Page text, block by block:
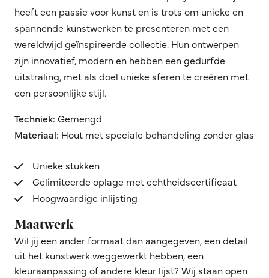
heeft een passie voor kunst en is trots om unieke en
spannende kunstwerken te presenteren met een
wereldwijd geïnspireerde collectie. Hun ontwerpen
zijn innovatief, modern en hebben een gedurfde
uitstraling, met als doel unieke sferen te creëren met
een persoonlijke stijl.
Techniek: Gemengd
Materiaal: Hout met speciale behandeling zonder glas
Unieke stukken
Gelimiteerde oplage met echtheidscertificaat
Hoogwaardige inlijsting
Maatwerk
Wil jij een ander formaat dan aangegeven, een detail
uit het kunstwerk weggewerkt hebben, een
kleuraanpassing of andere kleur lijst? Wij staan open